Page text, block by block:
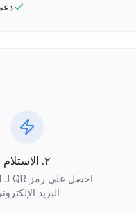
٢. الاستلام
البريد